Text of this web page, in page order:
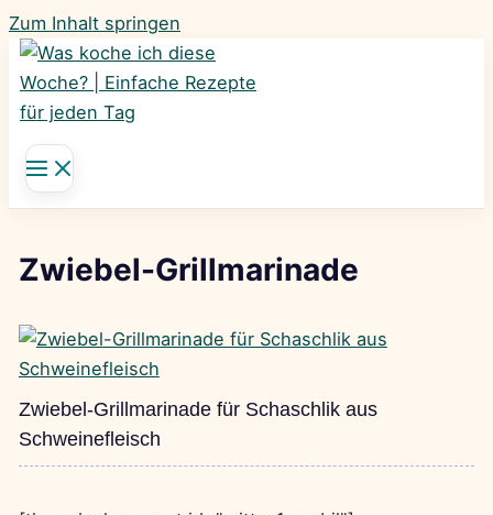
Zum Inhalt springen
Zwiebel-Grillmarinade
Zwiebel-Grillmarinade für Schaschlik aus
Schweinefleisch